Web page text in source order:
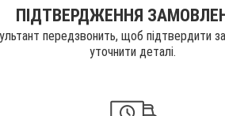
ПІДТВЕРДЖЕННЯ
передзвонить, щоб підтвердити
уточнити деталі.